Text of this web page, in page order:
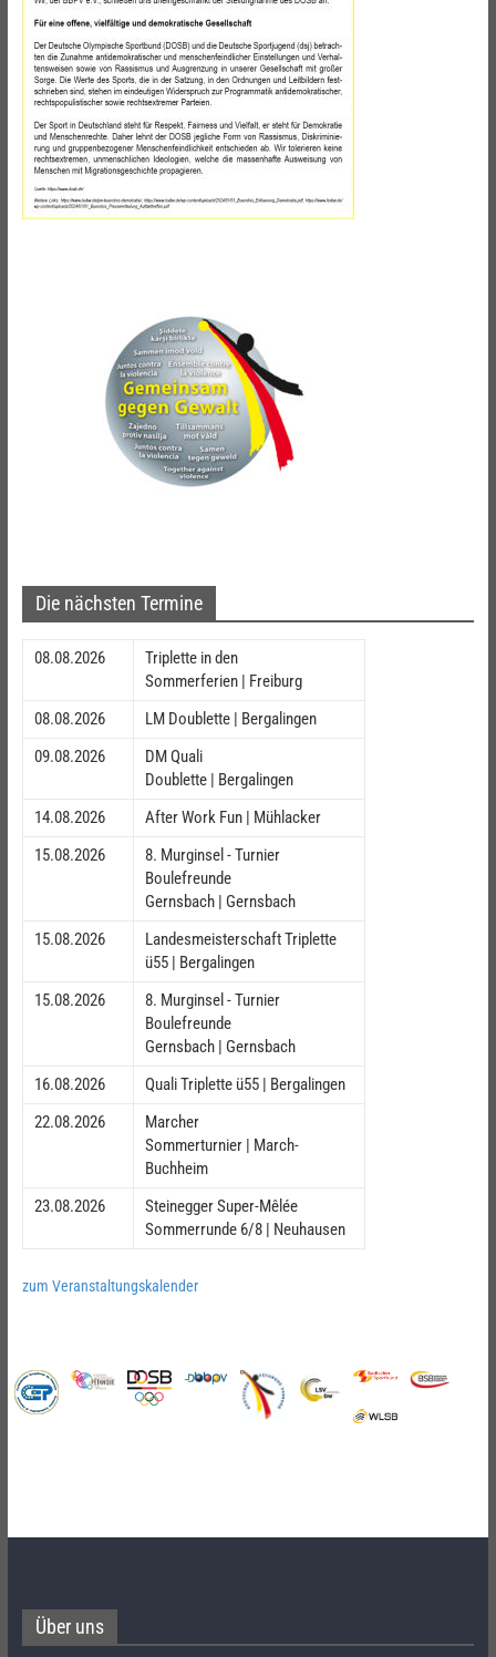
Die nächsten Termine
08.08.2026
Triplette in den
Sommerferien | Freiburg
08.08.2026
LM Doublette | Bergalingen
09.08.2026
DM Quali
Doublette | Bergalingen
14.08.2026
After Work Fun | Mühlacker
15.08.2026
8. Murginsel - Turnier
Boulefreunde
Gernsbach | Gernsbach
15.08.2026
Landesmeisterschaft Triplette
ü55 | Bergalingen
15.08.2026
8. Murginsel - Turnier
Boulefreunde
Gernsbach | Gernsbach
16.08.2026
Quali Triplette ü55 | Bergalingen
22.08.2026
Marcher
Sommerturnier | March-
Buchheim
23.08.2026
Steinegger Super-Mêlée
Sommerrunde 6/8 | Neuhausen
zum Veranstaltungskalender
Über uns